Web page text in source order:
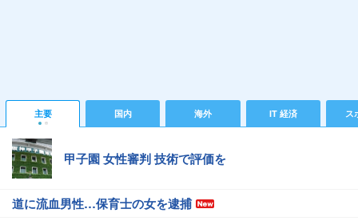
主要 国内 海外 IT 経済 ス
甲子園 女性審判 技術で評価を
道に流血男性…保育士の女を逮捕